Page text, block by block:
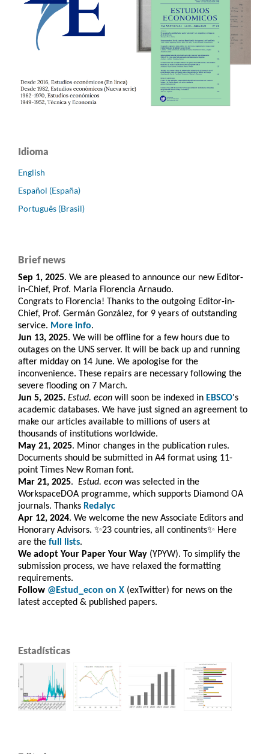
Idioma
English
Español (España)
Português (Brasil)
Brief news
Sep 1, 2025. We are pleased to announce our new Editor-
in-Chief, Prof. Maria Florencia Arnaudo.
Congrats to Florencia! Thanks to the outgoing Editor-in-
Chief, Prof. Germán González, for 9 years of outstanding
service. More info.
Jun 13, 2025. We will be offline for a few hours due to
outages on the UNS server. It will be back up and running
after midday on 14 June. We apologise for the
inconvenience. These repairs are necessary following the
severe flooding on 7 March.
Jun 5, 2025. Estud. econ will soon be indexed in EBSCO's
academic databases. We have just signed an agreement to
make our articles available to millions of users at
thousands of institutions worldwide.
May 21, 2025. Minor changes in the publication rules.
Documents should be submitted in A4 format using 11-
point Times New Roman font.
Mar 21, 2025. Estud. econ was selected in the
WorkspaceDOA programme, which supports Diamond OA
journals. Thanks Redalyc
Apr 12, 2024. We welcome the new Associate Editors and
Honorary Advisors. ✨23 countries, all continents✨ Here
are the full lists.
We adopt Your Paper Your Way (YPYW). To simplify the
submission process, we have relaxed the formatting
requirements.
Follow @Estud_econ on X (exTwitter) for news on the
latest accepted & published papers.
Estadísticas